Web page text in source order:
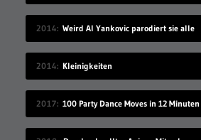
2014 Weird Al Yankovic parodiert sie alle
2014 Kleinigkeiten
2017 100 Party Dance Moves in 12 Minuten